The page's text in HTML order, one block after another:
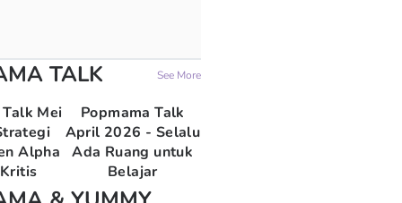
TALK See More
Mei
Alpha
Popmama Talk
April 2026 - Selalu
Ada Ruang untuk
Belajar